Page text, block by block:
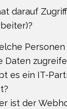
darauf Zugriff
Daten
es ein IT-
ist der